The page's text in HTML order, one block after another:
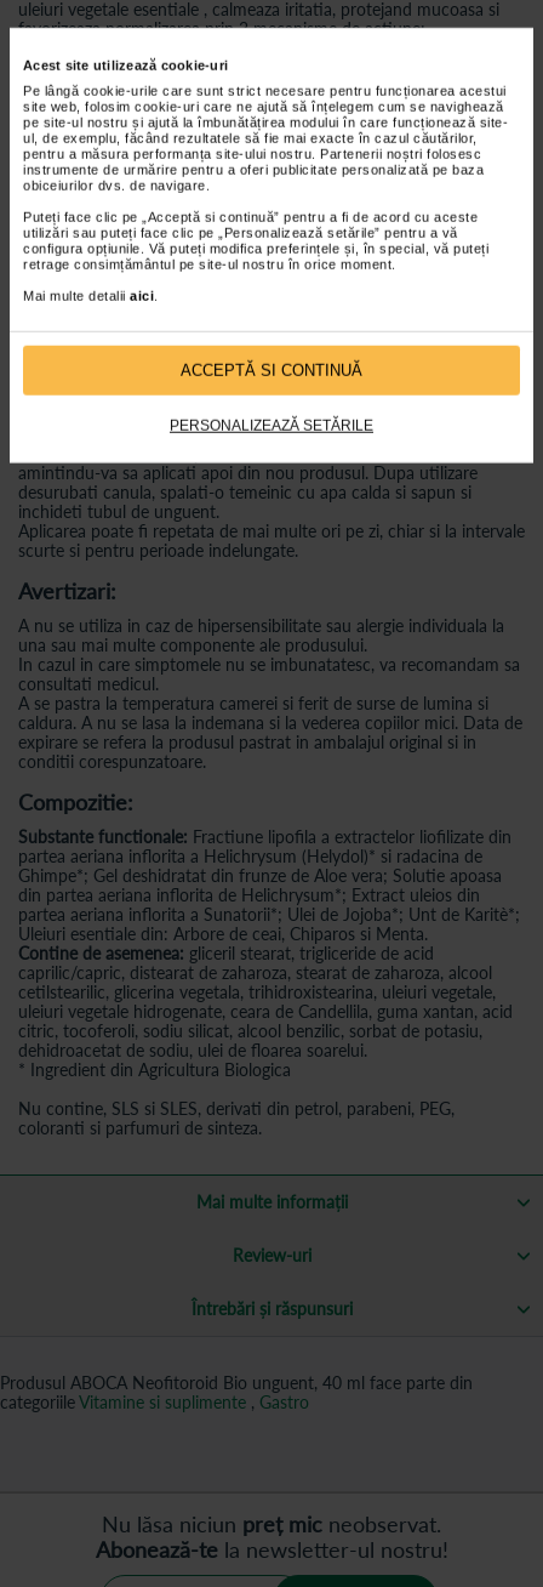
Acest site utilizează cookie-uri
Pe lângă cookie-urile care sunt strict necesare pentru funcționarea acestui
site web, folosim cookie-uri care ne ajută să înțelegem cum se navighează
pe site-ul nostru și ajută la îmbunătățirea modului în care funcționează site-
ul, de exemplu, făcând rezultatele să fie mai exacte în cazul căutărilor,
pentru a măsura performanța site-ului nostru. Partenerii noștri folosesc
instrumente de urmărire pentru a oferi publicitate personalizată pe baza
obiceiurilor dvs. de navigare.
Puteți face clic pe „Acceptă si continuă” pentru a fi de acord cu aceste
utilizări sau puteți face clic pe „Personalizează setările” pentru a vă
configura opțiunile. Vă puteți modifica preferințele și, în special, vă puteți
retrage consimțământul pe site-ul nostru în orice moment.
Mai multe detalii aici
ACCEPTĂ SI CONTINUĂ
PERSONALIZEAZĂ SETĂRILE
uleiuri vegetale esentiale , calmeaza iritatia, protejand mucoasa si
favorizeaza normalizarea prin 3 mecanisme de actiune:
bariera care protejeaza contra contactului cu agentii iritanti;
• Lubrifiant: reduce frecarea cu fecalele, protejand astfel contra
iritatiei si congestiei perianale;
• Antioxidant: protejeaza mucoasa contra radicalilor liberi.
De asemenea, NeoFitoroid creeaza un mediu nefavorabil pentru
cresterea microorganismelor, avand o ulterioara actiune protectoare
si de reducere a pruritului. Proprietatile sale de reimprospatare ofera
NeoFitoroid nu contine cortizoni si anestezici, iar datorita
mecanismului sau de actiune nu irita si nu usuca mucoasa.
perianala.
Pentru aplicare interna, utilizati canula anorectala aferenta,
insuruband-o pe tub. Aplicati o cantitate de unguent suficienta
pentru a acoperi partea afectata.
Utilizati produsul dupa evacuare si dupa o spalare temeinica si
delicata a zonei anale si perianale. Pentru a preveni iritatia produsa
amintindu-va sa aplicati apoi din nou produsul. Dupa utilizare
desurubati canula, spalati-o temeinic cu apa calda si sapun si
inchideti tubul de unguent.
Aplicarea poate fi repetata de mai multe ori pe zi, chiar si la intervale
scurte si pentru perioade indelungate.
Avertizari:
A nu se utiliza in caz de hipersensibilitate sau alergie individuala la
una sau mai multe componente ale produsului.
In cazul in care simptomele nu se imbunatatesc, va recomandam sa
consultati medicul.
A se pastra la temperatura camerei si ferit de surse de lumina si
caldura. A nu se lasa la indemana si la vederea copiilor mici. Data de
expirare se refera la produsul pastrat in ambalajul original si in
conditii corespunzatoare.
Compozitie:
Substante functionale: Fractiune lipofila a extractelor liofilizate din
partea aeriana inflorita a Helichrysum (Helydol)* si radacina de
Ghimpe*; Gel deshidratat din frunze de Aloe vera; Solutie apoasa
din partea aeriana inflorita de Helichrysum*; Extract uleios din
partea aeriana inflorita a Sunatorii*; Ulei de Jojoba*; Unt de Karitè*;
Uleiuri esentiale din: Arbore de ceai, Chiparos si Menta.
Contine de asemenea: gliceril stearat, trigliceride de acid
caprilic/capric, distearat de zaharoza, stearat de zaharoza, alcool
cetilstearilic, glicerina vegetala, trihidroxistearina, uleiuri vegetale,
uleiuri vegetale hidrogenate, ceara de Candellila, guma xantan, acid
citric, tocoferoli, sodiu silicat, alcool benzilic, sorbat de potasiu,
dehidroacetat de sodiu, ulei de floarea soarelui.
* Ingredient din Agricultura Biologica
Nu contine, SLS si SLES, derivati din petrol, parabeni, PEG,
coloranti si parfumuri de sinteza.
Mai multe informații
Review-uri
Întrebări și răspunsuri
Produsul ABOCA Neofitoroid Bio unguent, 40 ml face parte din
categoriileVitamine si suplimente , Gastro
Nu lăsa niciun preț mic neobservat.
Abonează-tela newsletter-ul nostru!